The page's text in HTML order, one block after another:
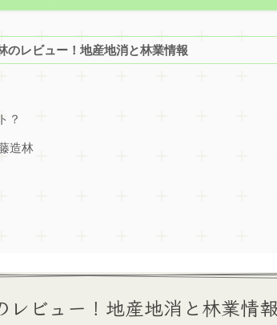
のレビュー！地産地消と林業情報
？
造林
レビュー！地産地消と林業情報